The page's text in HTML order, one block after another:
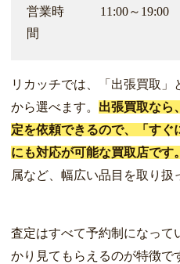
営業時
間
11:00～19:00
リカッチでは、「出張買取
から選べます。 出張買取なら
定を依頼できるので、「す
にも対応が可能な買取店です。
属など、幅広い品目を取り扱
査定はすべて予約制になって
かり見てもらえるのが特徴で